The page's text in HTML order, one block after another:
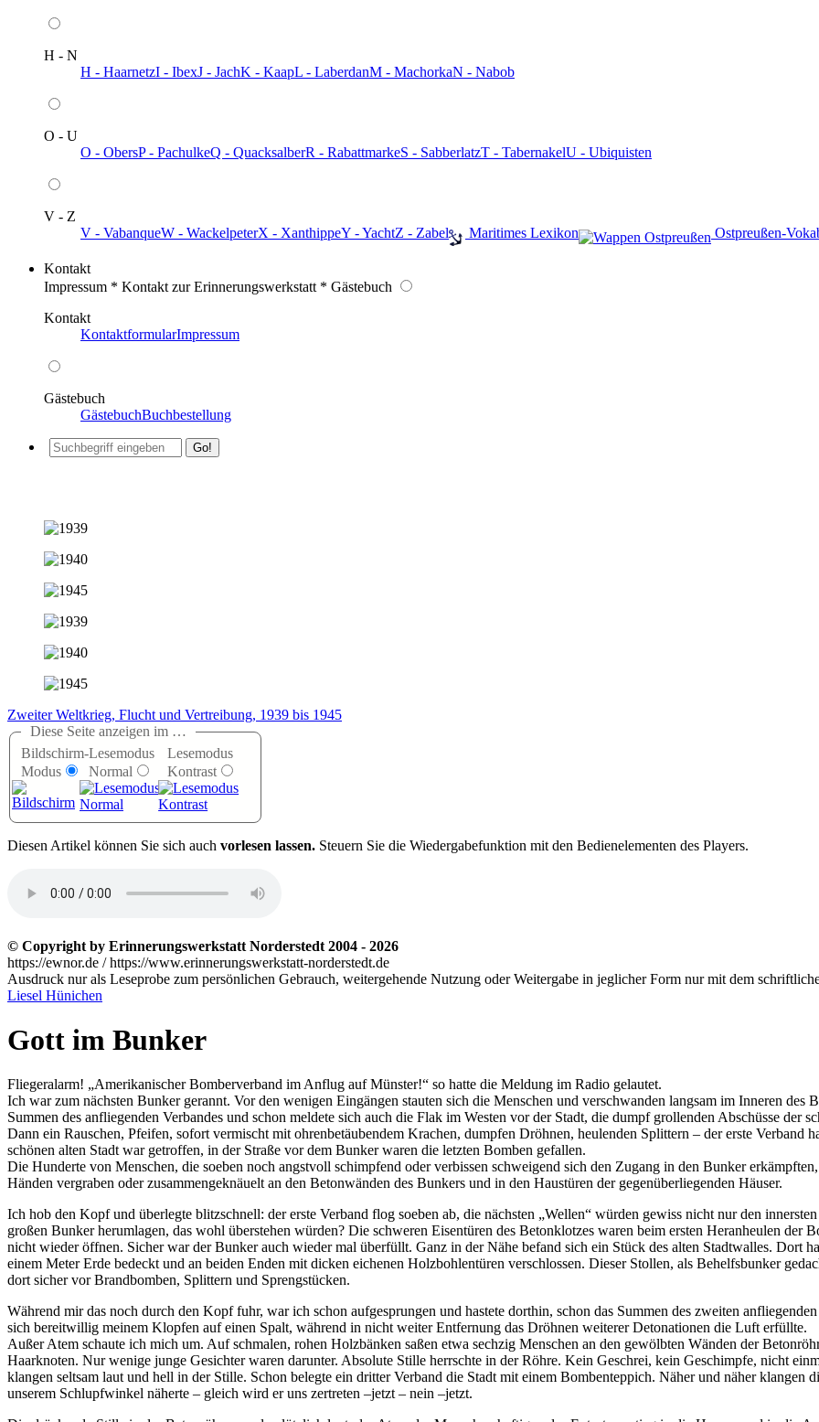
H - N
H - HaarnetzI - IbexJ - JachK - KaapL - LaberdanM - MachorkaN - Nabob
O - U
O - ObersP - PachulkeQ - QuacksalberR - RabattmarkeS - SabberlatzT - TabernakelU - Ubiquisten
V - Z
V - VabanqueW - WackelpeterX - XanthippeY - YachtZ - Zabel ️ Maritimes Lexikon Ostpreußen-
Kontakt
Impressum * Kontakt zur Erinnerungswerkstatt * Gästebuch
Kontakt
KontaktformularImpressum
Gästebuch
GästebuchBuchbestellung
Zweiter Weltkrieg, Flucht und Vertreibung, 1939 bis 1945
Diese Seite anzeigen im …
Bildschirm-
Modus
Lesemodus
Normal
Lesemodus
Kontrast
Diesen Artikel können Sie sich auch vorlesen lassen. Steuern Sie die Wiedergabefunktion mit den Bedienelementen des Players.
© Copyright by Erinnerungswerkstatt Norderstedt 2004 - 2026
https://ewnor.de / https://www.erinnerungswerkstatt-norderstedt.de
Ausdruck nur als Leseprobe zum persönlichen Gebrauch, weitergehende Nutzung oder Weitergabe in jeglicher Form nur mit dem
Liesel Hünichen
Gott im Bunker
Fliegeralarm! Amerikanischer Bomberverband im Anflug auf Münster!
so hatte die Meldung im Radio gelautet.
Ich war zum nächsten Bunker gerannt. Vor den wenigen Eingängen stauten sich die Menschen und verschwanden langsam im Inneren des
Summen des anfliegenden Verbandes und schon meldete sich auch die Flak im Westen vor der Stadt, die dumpf grollenden Abschüsse der
Dann ein Rauschen, Pfeifen, sofort vermischt mit ohrenbetäubendem Krachen, dumpfen Dröhnen, heulenden Splittern – der erste Verband
schönen alten Stadt war getroffen, in der Straße vor dem Bunker waren die letzten Bomben gefallen.
Die Hunderte von Menschen, die soeben noch angstvoll schimpfend oder verbissen schweigend sich den Zugang in den Bunker
Händen vergraben oder zusammengeknäuelt an den Betonwänden des Bunkers und in den Haustüren der gegenüberliegenden Häuser.
Ich hob den Kopf und überlegte blitzschnell: der erste Verband flog soeben ab, die nächsten
Wellen
würden gewiss nicht nur den
großen Bunker herumlagen, das wohl überstehen würden? Die schweren Eisentüren des Betonklotzes waren beim ersten Heranheulen der
nicht wieder öffnen. Sicher war der Bunker auch wieder mal überfüllt. Ganz in der Nähe befand sich ein Stück des alten Stadtwalles. Dort
einem Meter Erde bedeckt und an beiden Enden mit dicken eichenen Holzbohlentüren verschlossen. Dieser Stollen, als Behelfsbunker
dort sicher vor Brandbomben, Splittern und Sprengstücken.
Während mir das noch durch den Kopf fuhr, war ich schon aufgesprungen und hastete dorthin, schon das Summen des zweiten
sich bereitwillig meinem Klopfen auf einen Spalt, während in nicht weiter Entfernung das Dröhnen weiterer Detonationen die Luft erfüllte.
Außer Atem schaute ich mich um. Auf schmalen, rohen Holzbänken saßen etwa sechzig Menschen an den gewölbten Wänden der
Haarknoten. Nur wenige junge Gesichter waren darunter. Absolute Stille herrschte in der Röhre. Kein Geschrei, kein Geschimpfe, nicht
klangen seltsam laut und hell in der Stille. Schon belegte ein dritter Verband die Stadt mit einem Bombenteppich. Näher und näher klangen
unserem Schlupfwinkel näherte – gleich wird er uns zertreten –jetzt – nein –jetzt.